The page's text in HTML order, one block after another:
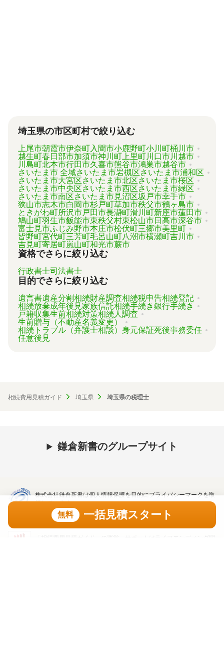
ずは見積を取り寄せてみましょう。
埼玉県の市区町村で絞り込む
上尾市朝霞市伊奈町入間市小鹿野町小川町桶川市
越生町春日部市加須市神川町上里町川口市川越市
川島町北本市行田市久喜市熊谷市鴻巣市越谷市
さいたま市 全域さいたま市岩槻区さいたま市浦和区
さいたま市大宮区さいたま市北区さいたま市桜区
さいたま市中央区さいたま市西区さいたま市緑区
さいたま市南区さいたま市見沼区坂戸市幸手市
狭山市志木市白岡市杉戸町草加市秩父市鶴ヶ島市
ときがわ町所沢市戸田市長瀞町滑川町新座市蓮田市
鳩山町羽生市飯能市東秩父村東松山市日高市深谷市
富士見市ふじみ野市本庄市松伏町三郷市美里町
皆野町宮代町三芳町毛呂山町八潮市横瀬町吉川市
吉見町寄居町嵐山町和光市蕨市
資格でさらに絞り込む
行政書士司法書士
目的でさらに絞り込む
遺言書遺産分割相続財産調査相続税申告相続登記
相続放棄成年後見家族信託相続手続き銀行手続き
戸籍収集生前相続対策相続人調査
生前贈与（不動産名義変更）
相続トラブル（弁護士相談） 身元保証死後事務委任
任意後見
相続費用見積ガイド 埼玉県 埼玉県の税理士
鎌倉新書のグループサイト
株式会社鎌倉新書は個人情報保護を目的にプライバシーマークを取
得しています。
無料 一括見積スタート